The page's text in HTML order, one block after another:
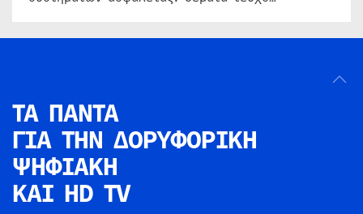
ΤΑ ΠΑΝΤΑ
ΓΙΑ ΤΗΝ ΔΟΡΥΦΟΡΙΚΗ
ΨΗΦΙΑΚΗ
ΚΑΙ HD TV